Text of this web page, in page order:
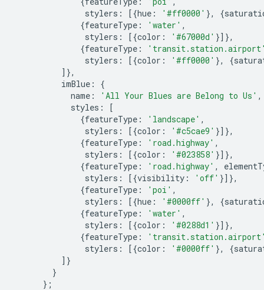
stylers : [{hue : '#ff0000' }, {
{featureType : 'water' ,
stylers : [{color : '#67000d' }]},
{featureType :
stylers : [{color : '#ff0000' }, {
]},
imBlue :
{
name : 'All Your Blues are Belong to Us' ,
styles :
[
{featureType : 'landscape' ,
stylers : [{color : '#c5cae9' }]},
{featureType : 'road.highway' ,
stylers : [{color : '#023858' }]},
{featureType : 'road.highway' ,
stylers : [{visibility : 'off' }]},
{featureType : 'poi' ,
stylers : [{hue : '#0000ff' }, {
{featureType : 'water' ,
stylers : [{color : '#0288d1' }]},
{featureType :
stylers : [{color : '#0000ff' }, {
]}
}
};